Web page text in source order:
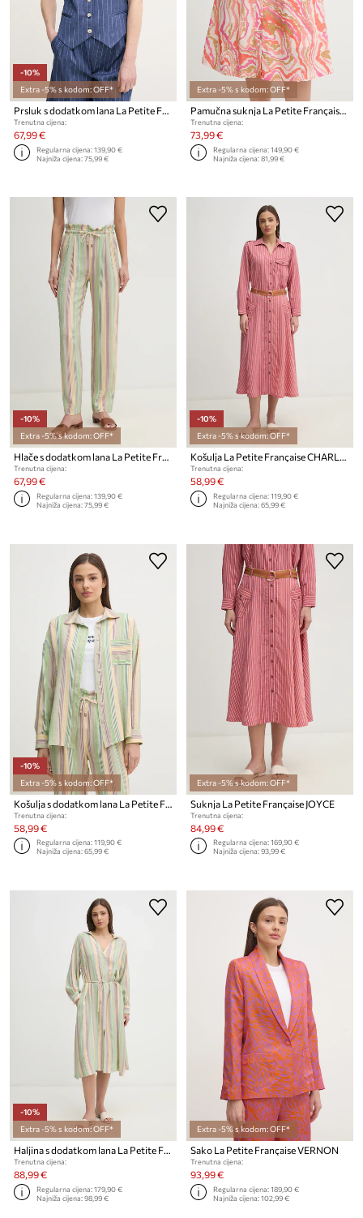
-10%
Extra -5% s kodom: OFF*
Prsluk s dodatkom lana La Petite Française GWEN
Trenutna cijena:
67,99 €
Regularna cijena:139,90 €
Najniža cijena:75,99 €
Extra -5% s kodom: OFF*
Pamučna suknja La Petite Française JULIETTE
Trenutna cijena:
73,99 €
Regularna cijena:149,90 €
Najniža cijena:81,99 €
-10%
Extra -5% s kodom: OFF*
Hlače s dodatkom lana La Petite Française PETRUS
Trenutna cijena:
67,99 €
Regularna cijena:139,90 €
Najniža cijena:75,99 €
-10%
Extra -5% s kodom: OFF*
Košulja La Petite Française CHARLES
Trenutna cijena:
58,99 €
Regularna cijena:119,90 €
Najniža cijena:65,99 €
-10%
Extra -5% s kodom: OFF*
Trenutna cijena:
58,99 €
Regularna cijena:119,90 €
Najniža cijena:65,99 €
Extra -5% s kodom: OFF*
Suknja La Petite Française JOYCE
Trenutna cijena:
84,99 €
Regularna cijena:169,90 €
Najniža cijena:93,99 €
-10%
Extra -5% s kodom: OFF*
Haljina s dodatkom lana La Petite Française RIVA
Trenutna cijena:
88,99 €
Regularna cijena:179,90 €
Najniža cijena:98,99 €
Extra -5% s kodom: OFF*
Sako La Petite Française VERNON
Trenutna cijena:
93,99 €
Regularna cijena:189,90 €
Najniža cijena:102,99 €